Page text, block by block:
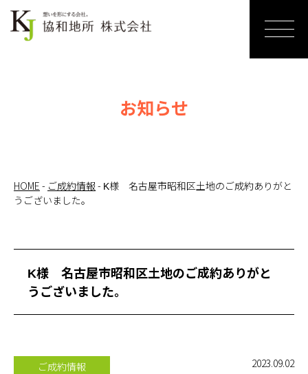
ホーム
サービス
紹介
お知らせ
HOME - ご成約情報 - K様 名古屋市昭和区土地のご成約ありがと
うございました。
K様 名古屋市昭和区土地のご成約ありがと
うございました。
ご成約情報 2023.09.02